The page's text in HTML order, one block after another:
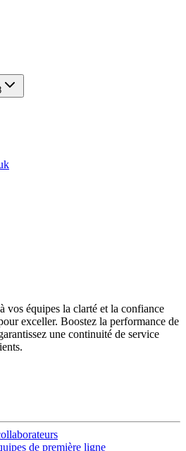
vos équipes la clarté et la confiance
exceller. Boostez la performance de
une continuité de service
de première ligne